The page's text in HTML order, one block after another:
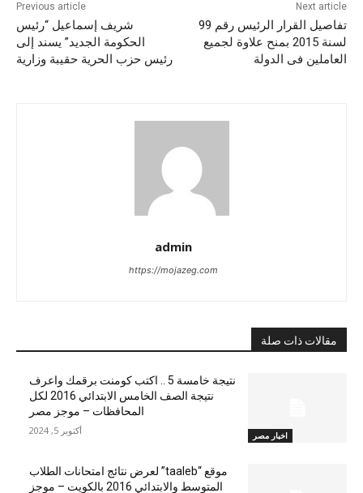
Previous article
شريف إسماعيل “رئيس
الحكومة الجديد” يسند إلى
رئيس حزب الحرية حقيبة وزارية
Next article
تفاصيل القرار الرئيس رقم 99
لسنة 2015 بمنح علاوة لجميع
العاملين فى الدولة
admin
https://mojazeg.com
مقالات ذات صلة
اخبار مصر
نتيجة خامسة 5 .. اكتب كومنت برقمك واعرف
نتيجة الصف الخامس الابتدائي 2016 لكل
المحافظات – موجز مصر
أكتوبر 5, 2024
موقع “taaleb” لعرض نتائج امتحانات الطلاب
المتوسط والابتدائي 2016 بالكويت – موجز